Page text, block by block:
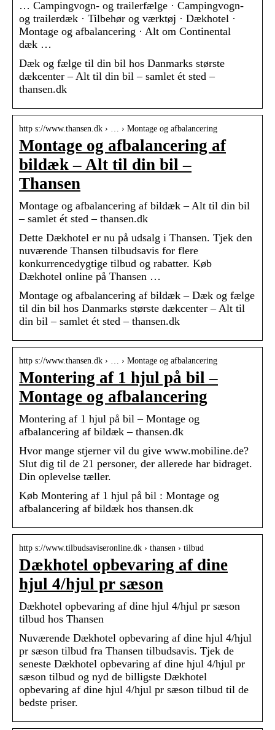
… Campingvogn- og trailerfælge · Campingvogn-
og trailerdæk · Tilbehør og værktøj · Dækhotel ·
Montage og afbalancering · Alt om Continental
dæk …
Dæk og fælge til din bil hos Danmarks største
dækcenter – Alt til din bil – samlet ét sted –
thansen.dk
http s://www.thansen.dk › … › Montage og afbalancering
Montage og afbalancering af
bildæk – Alt til din bil –
Thansen
Montage og afbalancering af bildæk – Alt til din bil
– samlet ét sted – thansen.dk
Dette Dækhotel er nu på udsalg i Thansen. Tjek den
nuværende Thansen tilbudsavis for flere
konkurrencedygtige tilbud og rabatter. Køb
Dækhotel online på Thansen …
Montage og afbalancering af bildæk – Dæk og fælge
til din bil hos Danmarks største dækcenter – Alt til
din bil – samlet ét sted – thansen.dk
http s://www.thansen.dk › … › Montage og afbalancering
Montering af 1 hjul på bil –
Montage og afbalancering
Montering af 1 hjul på bil – Montage og
afbalancering af bildæk – thansen.dk
Hvor mange stjerner vil du give www.mobiline.de?
Slut dig til de 21 personer, der allerede har bidraget.
Din oplevelse tæller.
Køb Montering af 1 hjul på bil : Montage og
afbalancering af bildæk hos thansen.dk
http s://www.tilbudsaviseronline.dk › thansen › tilbud
Dækhotel opbevaring af dine
hjul 4/hjul pr sæson
Dækhotel opbevaring af dine hjul 4/hjul pr sæson
tilbud hos Thansen
Nuværende Dækhotel opbevaring af dine hjul 4/hjul
pr sæson tilbud fra Thansen tilbudsavis. Tjek de
seneste Dækhotel opbevaring af dine hjul 4/hjul pr
sæson tilbud og nyd de billigste Dækhotel
opbevaring af dine hjul 4/hjul pr sæson tilbud til de
bedste priser.